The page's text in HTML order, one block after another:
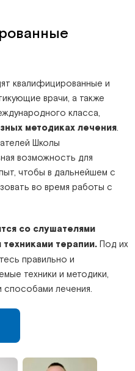
квалифицированные и
врачи, а также
класса,
методиках лечения
Школы
возможность для
чтобы в дальнейшем с
во время работы с
со слушателями
терапии. Под их
правильно и
техники и методики,
способами лечения.